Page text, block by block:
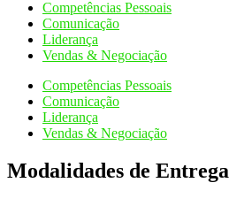
Competências Pessoais
Comunicação
Liderança
Vendas & Negociação
Competências Pessoais
Comunicação
Liderança
Vendas & Negociação
Modalidades de Entrega